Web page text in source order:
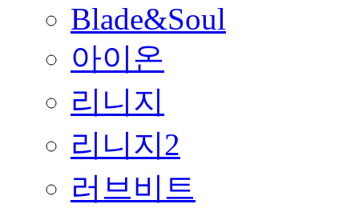
Blade&Soul
아이온
리니지
리니지2
러브비트